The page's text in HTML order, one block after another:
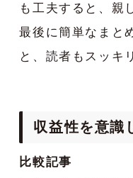
も工夫すると、親
最後に簡単なまと
と、読者もスッキ
収益性を意識
比較記事